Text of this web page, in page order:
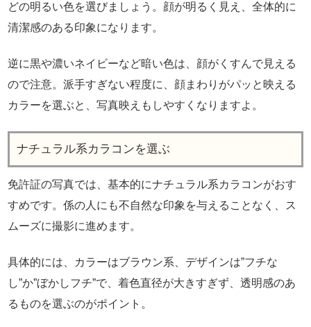
どの明るい色を選びましょう。顔が明るく見え、全体的に
清潔感のある印象になります。
逆に黒や濃いネイビーなど暗い色は、顔がくすんで見える
ので注意。派手すぎない程度に、顔まわりがパッと映える
カラーを選ぶと、写真映えもしやすくなりますよ。
ナチュラル系カラコンを選ぶ
免許証の写真では、基本的にナチュラル系カラコンがおす
すめです。係の人にも不自然な印象を与えることなく、ス
ムーズに撮影に進めます。
具体的には、カラーはブラウン系、デザインは”フチな
し”か”ぼかしフチ”で、着色直径が大きすぎず、透明感のあ
るものを選ぶのがポイント。